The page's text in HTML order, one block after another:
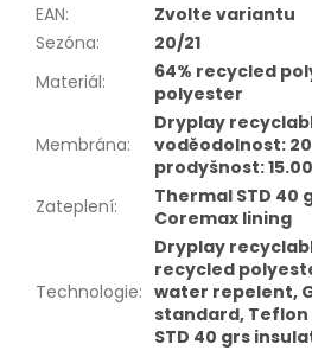
EAN:
Zvolte variantu
Sezóna:
20/21
Materiál:
64% recycled
polyester
Membrána:
Dryplay
voděodolnost:
prodyšnost:
Zateplení:
Thermal STD 40
Coremax lining
Technologie:
Dryplay
recycled
water repelent,
standard, Teflon
STD 40 grs